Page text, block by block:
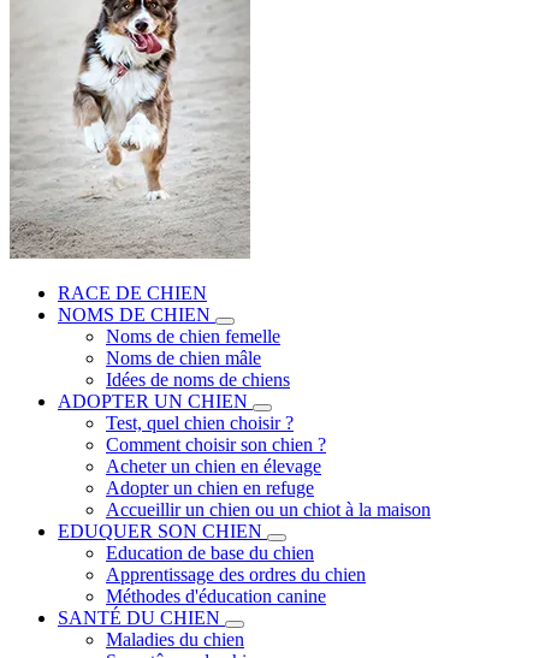
RACE DE CHIEN
NOMS DE CHIEN
Noms de chien femelle
Noms de chien mâle
Idées de noms de chiens
ADOPTER UN CHIEN
Test, quel chien choisir ?
Comment choisir son chien ?
Acheter un chien en élevage
Adopter un chien en refuge
Accueillir un chien ou un chiot à la maison
EDUQUER SON CHIEN
Education de base du chien
Apprentissage des ordres du chien
Méthodes d'éducation canine
SANTÉ DU CHIEN
Maladies du chien